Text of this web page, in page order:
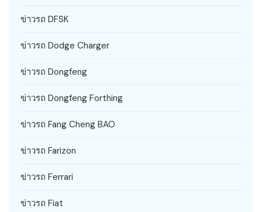
ข่าวรถ DFSK
ข่าวรถ Dodge Charger
ข่าวรถ Dongfeng
ข่าวรถ Dongfeng Forthing
ข่าวรถ Fang Cheng BAO
ข่าวรถ Farizon
ข่าวรถ Ferrari
ข่าวรถ Fiat